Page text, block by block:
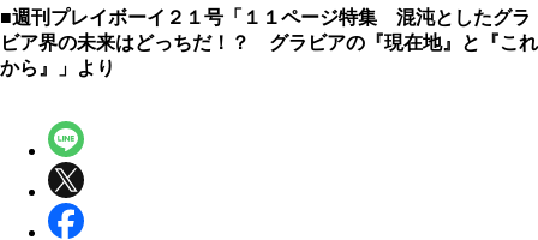
■週刊プレイボーイ２１号「１１ページ特集 混沌としたグラ
ビア界の未来はどっちだ！？ グラビアの『現在地』と『これ
から』」より